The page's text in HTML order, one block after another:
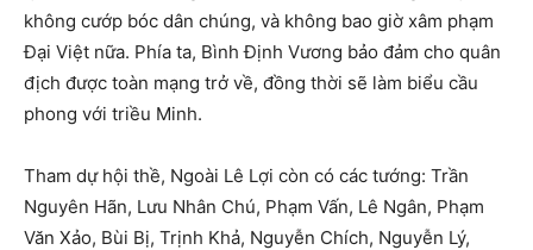
không cướp bóc dân chúng, và không bao giờ xâm phạm
Đại Việt nữa. Phía ta, Bình Định Vương bảo đảm cho quân
địch được toàn mạng trở về, đồng thời sẽ làm biểu cầu
phong với triều Minh.
Tham dự hội thề, Ngoài Lê Lợi còn có các tướng: Trần
Nguyên Hãn, Lưu Nhân Chú, Phạm Vấn, Lê Ngân, Phạm
Văn Xảo, Bùi Bị, Trịnh Khả, Nguyễn Chích, Nguyễn Lý,